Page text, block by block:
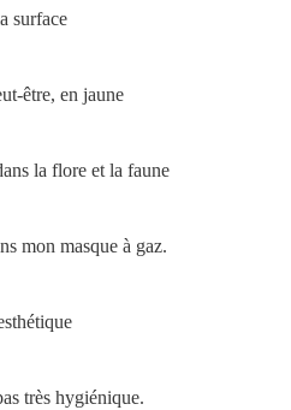
surface
être, en jaune
la flore et la faune
mon masque à gaz.
très hygiénique.